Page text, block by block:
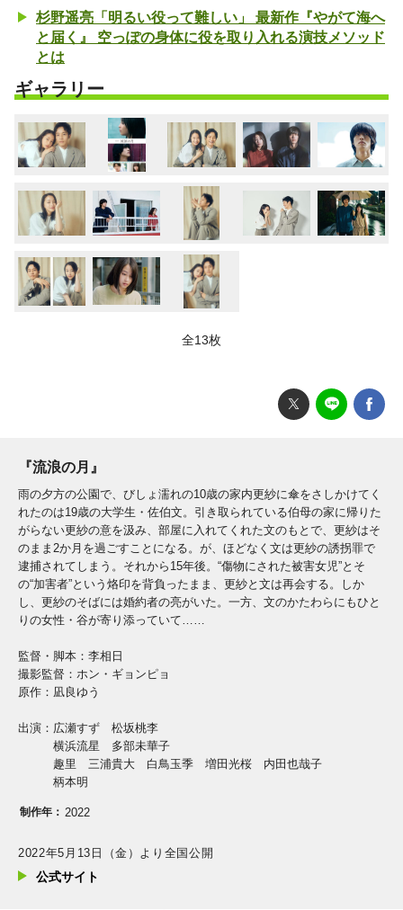
杉野遥亮「明るい役って難しい」 最新作『やがて海へ
と届く』 空っぽの身体に役を取り入れる演技メソッド
とは
ギャラリー
全13枚
『流浪の月』
雨の夕方の公園で、びしょ濡れの10歳の家内更紗に傘をさしかけてく
れたのは19歳の大学生・佐伯文。引き取られている伯母の家に帰りた
がらない更紗の意を汲み、部屋に入れてくれた文のもとで、更紗はそ
のまま2か月を過ごすことになる。が、ほどなく文は更紗の誘拐罪で
逮捕されてしまう。それから15年後。“傷物にされた被害女児”とそ
の“加害者”という烙印を背負ったまま、更紗と文は再会する。しか
し、更紗のそばには婚約者の亮がいた。一方、文のかたわらにもひと
りの女性・谷が寄り添っていて……
監督・脚本：李相日
撮影監督：ホン・ギョンピョ
原作：凪良ゆう
出演：広瀬すず 松坂桃李
横浜流星 多部未華子
趣里 三浦貴大 白鳥玉季 増田光桜 内田也哉子
柄本明
制作年： 2022
2022年5月13日（金）より全国公開
公式サイト